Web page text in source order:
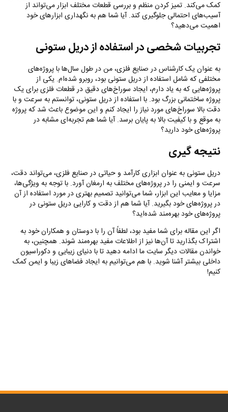
کمک می‌کند. تمیز کردن منظم و بررسی قطعات مختلف ابزار می‌تواند از
آسیب‌های احتمالی جلوگیری کند. آیا شما هم به نگهداری ابزارهای خود
اهمیت می‌دهید؟
تجربیات شخصی در استفاده از دریل ستونی
به عنوان یک کارشناس در صنایع فلزی، من در طول سال‌ها با پروژه‌های
مختلفی که شامل استفاده از دریل ستونی بود، روبرو شده‌ام. یکی از
پروژه‌هایی که به یاد دارم، ایجاد سوراخ‌های دقیق در قطعات فلزی برای یک
پروژه ساختمانی بزرگ بود. با استفاده از دریل ستونی، توانستم به سرعت و با
دقت بالا سوراخ‌های مورد نیاز را ایجاد کنم و این موضوع باعث شد که پروژه
به موقع و با کیفیت بالا به پایان برسد. آیا شما هم تجربه‌ای مشابه در
پروژه‌های خود دارید؟
نتیجه ‌گیری
دریل ستونی به عنوان ابزاری کارآمد و حیاتی در صنایع فلزی، می‌تواند دقت،
سرعت و ایمنی را در پروژه‌های مختلف به ارمغان آورد. با توجه به ویژگی‌ها،
مزایا و معایب این ابزار، شما می‌توانید تصمیم بهتری در مورد استفاده از آن
در پروژه‌های خود بگیرید. آیا شما هم از دقت و کارایی دریل ستونی در
پروژه‌های خود بهره‌مند شده‌اید؟
اگر این مقاله برای شما مفید بود، لطفاً آن را با دوستان و همکاران خود به
اشتراک بگذارید تا آن‌ها نیز از اطلاعات مفید بهره‌مند شوند. همچنین، به
خواندن مقالات دیگر سایت ما ادامه دهید تا با دنیای زیبایی و دکوراسیون
داخلی بیشتر آشنا شوید. با هم می‌توانیم به ایجاد فضاهای زیبا و ایمن کمک
کنیم!